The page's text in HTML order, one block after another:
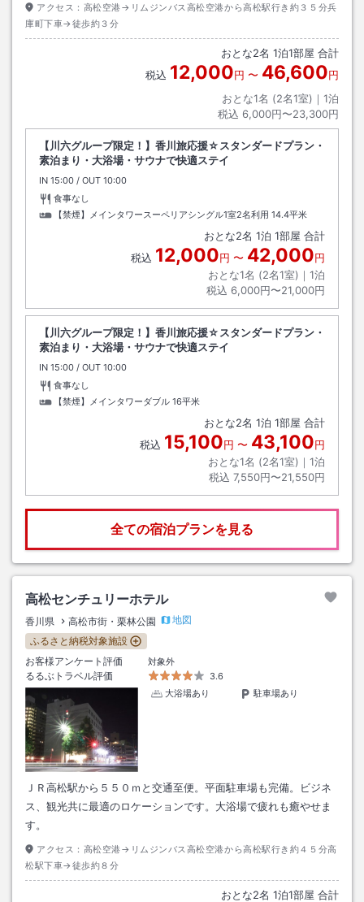
アクセス： 高松空港→リムジンバス高松空港から高松駅行き約３５分兵
庫町下車→徒歩約３分
おとな2名 1泊1部屋 合計
税込 12,000円 〜 46,600円
おとな1名 (2名1室)｜ 1泊
税込 6,000円〜23,300円
【川六グループ限定！】香川旅応援☆スタンダードプラン・
素泊まり・大浴場・サウナで快適ステイ
IN チェックイン
15:00 / OUT チェックアウト
10:00
食事なし
【禁煙】メインタワースーペリアシングル1室2名利用 14.4平米
おとな2名 1泊 1部屋 合計
税込 12,000円 〜 42,000円
おとな1名 (2名1室)｜ 1泊
税込 6,000円〜21,000円
【川六グループ限定！】香川旅応援☆スタンダードプラン・
素泊まり・大浴場・サウナで快適ステイ
IN チェックイン
15:00 / OUT チェックアウト
10:00
食事なし
【禁煙】メインタワーダブル 16平米
おとな2名 1泊 1部屋 合計
税込 15,100円 〜 43,100円
おとな1名 (2名1室)｜ 1泊
税込 7,550円〜21,550円
全ての宿泊プランを見る
高松センチュリーホテル
香川県 高松市街・栗林公園
地図
ふるさと納税対象施設
お客様アンケート評価
対象外
るるぶトラベル評価
3.6
大浴場あり
駐車場あり
ＪＲ高松駅から５５０ｍと交通至便。平面駐車場も完備。ビジネ
ス、観光共に最適のロケーションです。大浴場で疲れも癒やせま
す。
アクセス： 高松空港→リムジンバス高松空港から高松駅行き約４５分高
松駅下車→徒歩約８分
おとな2名 1泊1部屋 合計